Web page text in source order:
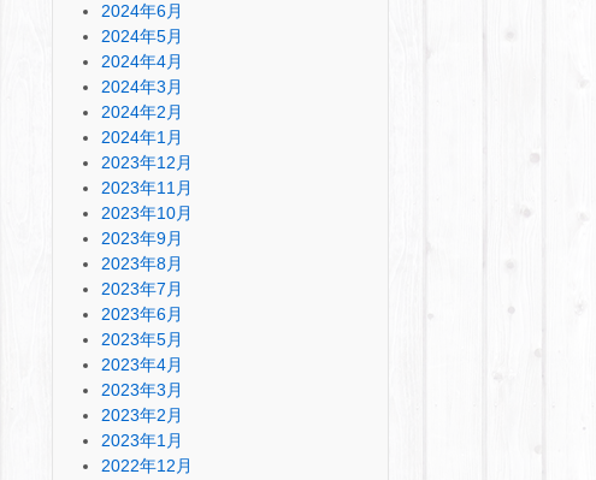
2024年6月
2024年5月
2024年4月
2024年3月
2024年2月
2024年1月
2023年12月
2023年11月
2023年10月
2023年9月
2023年8月
2023年7月
2023年6月
2023年5月
2023年4月
2023年3月
2023年2月
2023年1月
2022年12月